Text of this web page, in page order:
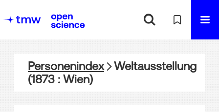
Personenindex
Weltausstellung
(1873 : Wien)